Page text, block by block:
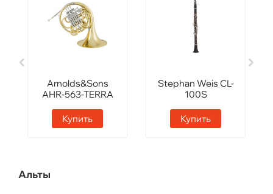
Arnolds&Sons
AHR-563-TERRA
Купить
Stephan Weis CL-
100S
Купить
Альты